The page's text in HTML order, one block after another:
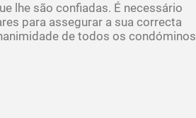
lhe são confiadas. É necessário
para assegurar a sua correcta
de todos os condóminos